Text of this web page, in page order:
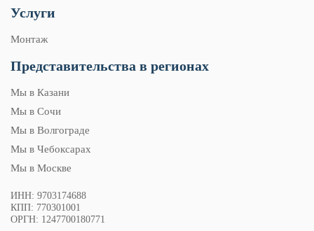
Услуги
Монтаж
Представительства в регионах
Мы в Казани
Мы в Сочи
Мы в Волгограде
Мы в Чебоксарах
Мы в Москве
ИНН: 9703174688
КПП: 770301001
ОРГН: 1247700180771